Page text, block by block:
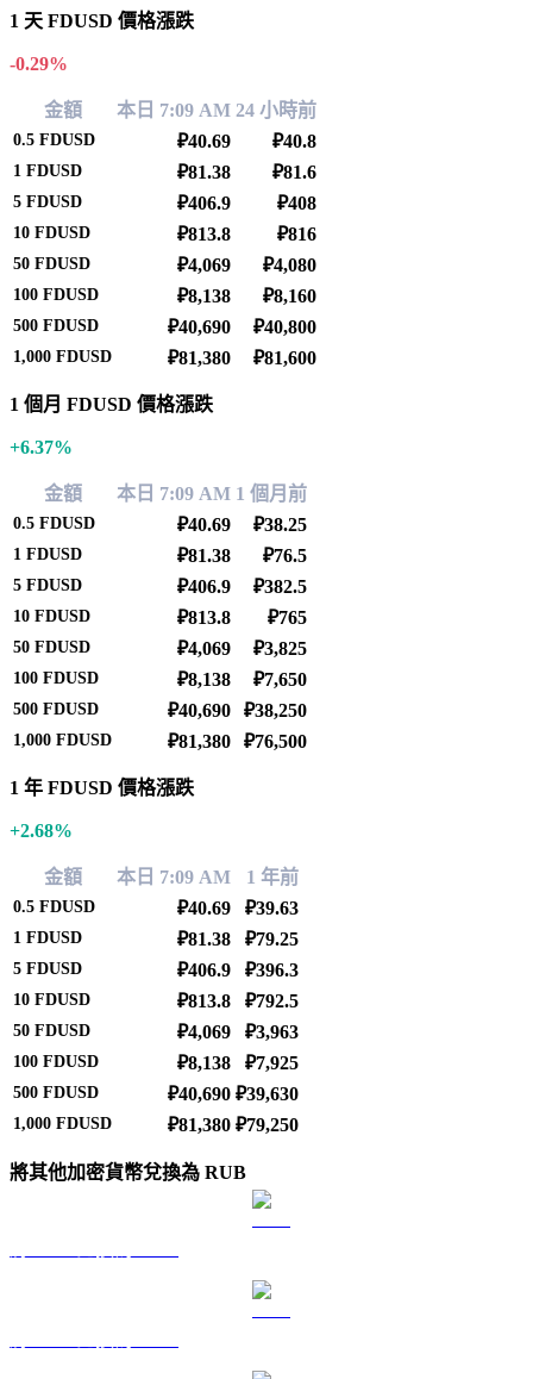
1 天 FDUSD 價格漲跌
-0.29%
金額 本日 7:09 AM 24 小時前
0.5 FDUSD ₽40.69 ₽40.8
1 FDUSD ₽81.38 ₽81.6
5 FDUSD ₽406.9 ₽408
10 FDUSD ₽813.8 ₽816
50 FDUSD ₽4,069 ₽4,080
100 FDUSD ₽8,138 ₽8,160
500 FDUSD ₽40,690 ₽40,800
1,000 FDUSD ₽81,380 ₽81,600
1 個月 FDUSD 價格漲跌
+6.37%
金額 本日 7:09 AM 1 個月前
0.5 FDUSD ₽40.69 ₽38.25
1 FDUSD ₽81.38 ₽76.5
5 FDUSD ₽406.9 ₽382.5
10 FDUSD ₽813.8 ₽765
50 FDUSD ₽4,069 ₽3,825
100 FDUSD ₽8,138 ₽7,650
500 FDUSD ₽40,690 ₽38,250
1,000 FDUSD ₽81,380 ₽76,500
1 年 FDUSD 價格漲跌
+2.68%
金額 本日 7:09 AM 1 年前
0.5 FDUSD ₽40.69 ₽39.63
1 FDUSD ₽81.38 ₽79.25
5 FDUSD ₽406.9 ₽396.3
10 FDUSD ₽813.8 ₽792.5
50 FDUSD ₽4,069 ₽3,963
100 FDUSD ₽8,138 ₽7,925
500 FDUSD ₽40,690 ₽39,630
1,000 FDUSD ₽81,380 ₽79,250
將其他加密貨幣兌換為 RUB